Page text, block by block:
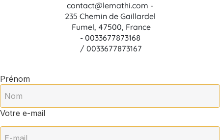
contact@lemathi.com -
235 Chemin de Gaillardel
Fumel, 47500, France
- 0033677873168
/ 0033677873167
Prénom
Votre e-mail